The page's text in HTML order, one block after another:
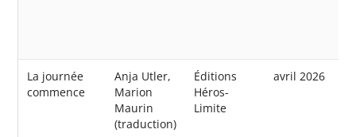
La journée
commence
Anja Utler,
Marion
Maurin
(traduction)
Éditions
Héros-
Limite
avril 2026